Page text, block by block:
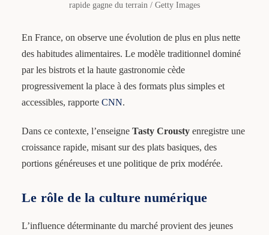
rapide gagne du terrain / Getty Images
En France, on observe une évolution de plus en plus nette
des habitudes alimentaires. Le modèle traditionnel dominé
par les bistrots et la haute gastronomie cède
progressivement la place à des formats plus simples et
accessibles, rapporte CNN.
Dans ce contexte, l’enseigne Tasty Croustyenregistre une
croissance rapide, misant sur des plats basiques, des
portions généreuses et une politique de prix modérée.
Le rôle de la culture numérique
L’influence déterminante du marché provient des jeunes